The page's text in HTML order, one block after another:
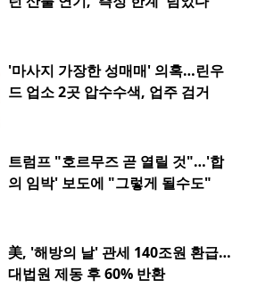
'마사지 가장한 성매매' 의혹…린우
드 업소 2곳 압수수색, 업주 검거
트럼프 "호르무즈 곧 열릴 것"…'합
의 임박' 보도에 "그렇게 될수도"
美, '해방의 날' 관세 140조원 환급…
대법원 제동 후 60% 반환